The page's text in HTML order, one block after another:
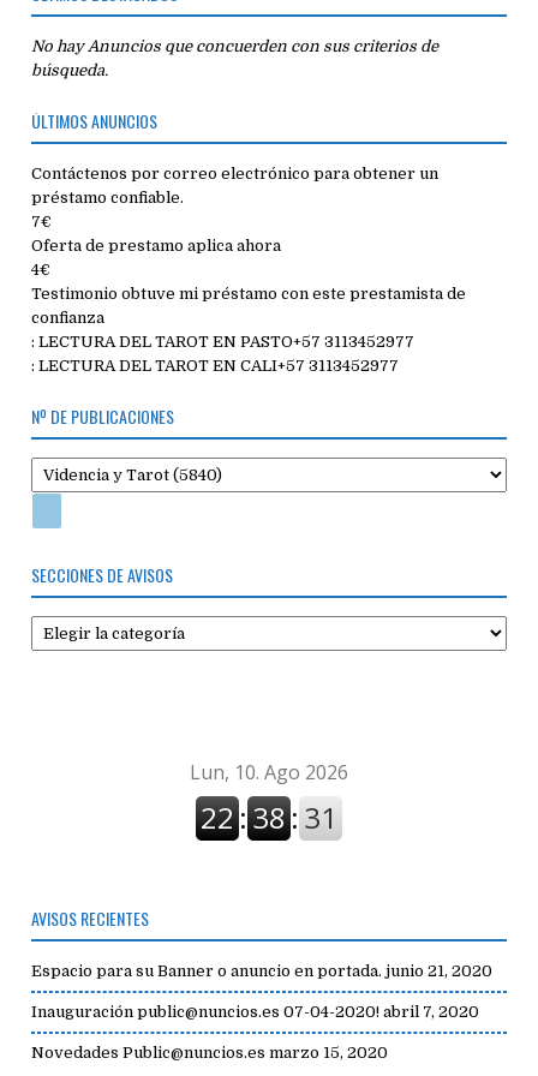
No hay Anuncios que concuerden con sus criterios de
búsqueda.
ÚLTIMOS ANUNCIOS
Contáctenos por correo electrónico para obtener un
préstamo confiable.
7€
Oferta de prestamo aplica ahora
4€
Testimonio obtuve mi préstamo con este prestamista de
confianza
: LECTURA DEL TAROT EN PASTO+57 3113452977
: LECTURA DEL TAROT EN CALI+57 3113452977
Nº DE PUBLICACIONES
SECCIONES DE AVISOS
Secciones
de
AVISOS RECIENTES
Espacio para su Banner o anuncio en portada. junio 21, 2020
Inauguración public@nuncios.es 07-04-2020! abril 7, 2020
Novedades Public@nuncios.es marzo 15, 2020